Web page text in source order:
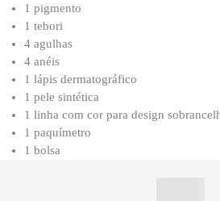
1 pigmento
1 tebori
4 agulhas
4 anéis
1 lápis dermatográfico
1 pele sintética
1 linha com cor para design
1 paquímetro
1 bolsa